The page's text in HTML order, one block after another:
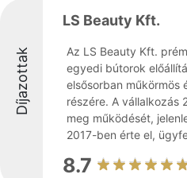
Díjazottak
LS Beauty Kft.
Az LS Beauty Kft.
egyedi bútorok
elsősorban műkörmös
részére. A vállalkozás
meg működését,
2017-ben érte el,
8.7